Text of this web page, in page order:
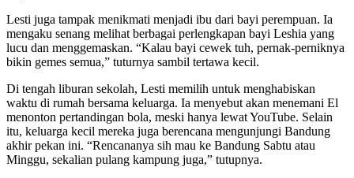
Lesti juga tampak menikmati menjadi ibu dari bayi perempuan. Ia
mengaku senang melihat berbagai perlengkapan bayi Leshia yang
lucu dan menggemaskan. “Kalau bayi cewek tuh, pernak-perniknya
bikin gemes semua,” tuturnya sambil tertawa kecil.
Di tengah liburan sekolah, Lesti memilih untuk menghabiskan
waktu di rumah bersama keluarga. Ia menyebut akan menemani El
menonton pertandingan bola, meski hanya lewat YouTube. Selain
itu, keluarga kecil mereka juga berencana mengunjungi Bandung
akhir pekan ini. “Rencananya sih mau ke Bandung Sabtu atau
Minggu, sekalian pulang kampung juga,” tutupnya.